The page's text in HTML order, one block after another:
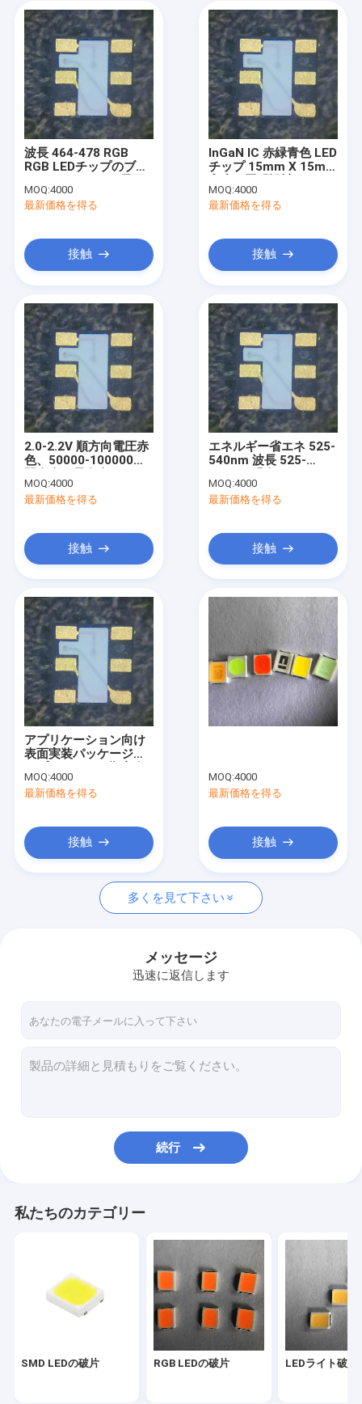
プロダクト
ビデオ
VRショー
私達について
工場旅行
品質管理
私達に連絡しなさい
引用を要求しなさい
LEDライト破片
3528のLEDの破片
SMDは部品を導いた
波長 464-478 RGB
RGB LEDチップのブル
MOQ:4000
最新価格を得る
接触
InGaN IC 赤緑青色 LED
チップ 15mm X 15mm
に
MOQ:4000
最新価格を得る
接触
2.0-2.2V 順方向電圧赤
色、50000-100000時
IC RGB LEDチップ
MOQ:4000
最新価格を得る
接触
エネルギー省エネ 525-
540nm 波長 525-
100000H 寿命の LED
チップ
MOQ:4000
最新価格を得る
接触
アプリケーション向け
表面実装パッケージタ
電圧青色RGB発光ダイ
オードチップ
MOQ:4000
最新価格を得る
接触
MOQ:4000
最新価格を得る
接触
多くを見て下さい
メッセージ
迅速に返信します
続行
私たちのカテゴリー
SMD LEDの破片 RGB LEDの破片 LEDライト破片